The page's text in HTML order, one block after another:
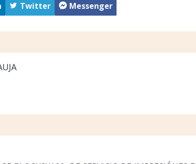
Twitter Messenger